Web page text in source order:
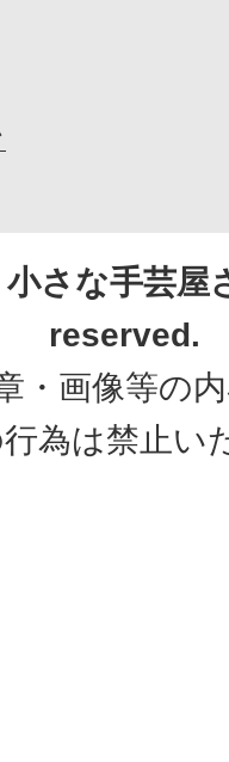
さな手芸屋
reserved.
・画像等の
為は禁止い